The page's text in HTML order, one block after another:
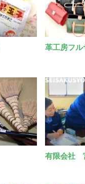
革工房フル
有限会社